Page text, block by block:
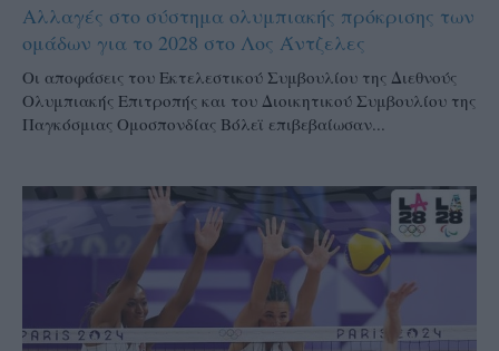
Αλλαγές στο σύστημα ολυμπιακής πρόκρισης των
ομάδων για το 2028 στο Λος Άντζελες
Οι αποφάσεις του Εκτελεστικού Συμβουλίου της Διεθνούς
Ολυμπιακής Επιτροπής και του Διοικητικού Συμβουλίου της
Παγκόσμιας Ομοσπονδίας Βόλεϊ επιβεβαίωσαν...